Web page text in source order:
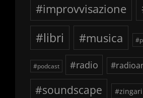
#improvvisazione
#libri
#musica
#podcast #radio
#soundscape #zingari